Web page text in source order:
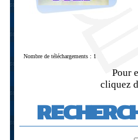
Nombre de téléchargements : 1
Pour
cliquez